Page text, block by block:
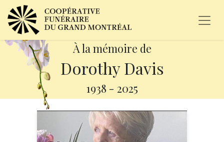
À la mémoire de
Dorothy Davis
1938 - 2025